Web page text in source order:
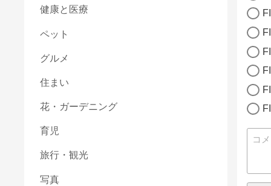
健康と医療
ペット
グルメ
住まい
花・ガーデニング
育児
旅行・観光
写真